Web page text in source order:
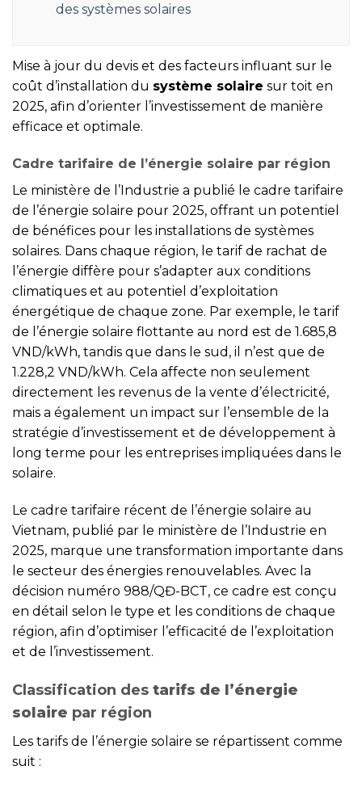
des systèmes solaires
Mise à jour du devis et des facteurs influant sur le
coût d’installation du système solaire sur toit en
2025, afin d’orienter l’investissement de manière
efficace et optimale.
Cadre tarifaire de l’énergie solaire par région
Le ministère de l’Industrie a publié le cadre tarifaire
de l’énergie solaire pour 2025, offrant un potentiel
de bénéfices pour les installations de systèmes
solaires. Dans chaque région, le tarif de rachat de
l’énergie diffère pour s’adapter aux conditions
climatiques et au potentiel d’exploitation
énergétique de chaque zone. Par exemple, le tarif
de l’énergie solaire flottante au nord est de 1.685,8
VND/kWh, tandis que dans le sud, il n’est que de
1.228,2 VND/kWh. Cela affecte non seulement
directement les revenus de la vente d’électricité,
mais a également un impact sur l’ensemble de la
stratégie d’investissement et de développement à
long terme pour les entreprises impliquées dans le
solaire.
Le cadre tarifaire récent de l’énergie solaire au
Vietnam, publié par le ministère de l’Industrie en
2025, marque une transformation importante dans
le secteur des énergies renouvelables. Avec la
décision numéro 988/QĐ-BCT, ce cadre est conçu
en détail selon le type et les conditions de chaque
région, afin d’optimiser l’efficacité de l’exploitation
et de l’investissement.
Classification des tarifs de l’énergie
solaire par région
Les tarifs de l’énergie solaire se répartissent comme
suit :